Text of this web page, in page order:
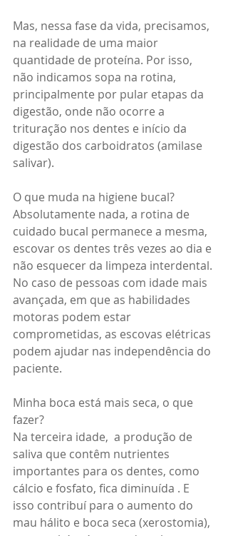
Mas, nessa fase da vida, precisamos,
na realidade de uma maior
quantidade de proteína. Por isso,
não indicamos sopa na rotina,
principalmente por pular etapas da
digestão, onde não ocorre a
trituração nos dentes e início da
digestão dos carboidratos (amilase
salivar).
O que muda na higiene bucal?
Absolutamente nada, a rotina de
cuidado bucal permanece a mesma,
escovar os dentes três vezes ao dia e
não esquecer da limpeza interdental.
No caso de pessoas com idade mais
avançada, em que as habilidades
motoras podem estar
comprometidas, as escovas elétricas
podem ajudar nas independência do
paciente.
Minha boca está mais seca, o que
fazer?
Na terceira idade,  a produção de
saliva que contêm nutrientes
importantes para os dentes, como
cálcio e fosfato, fica diminuída . E
isso contribuí para o aumento do
mau hálito e boca seca (xerostomia),